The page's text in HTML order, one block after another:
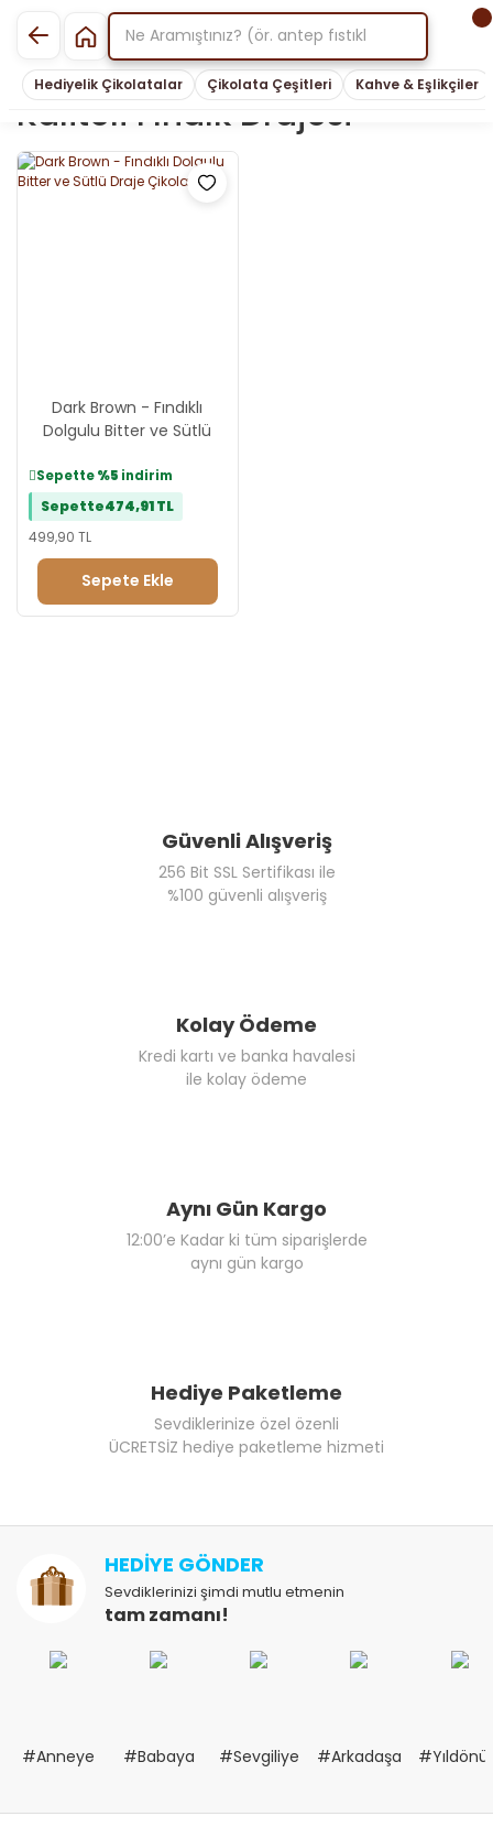
Hediyelik Çikolatalar Çikolata Çeşitleri Kahve & Eşlikçiler
Kaliteli Fındık Drajesi
Dark Brown - Fındıklı
Dolgulu Bitter ve Sütlü
Sepette%5 indirim
Sepette474,91 TL
499,90 TL
Sepete Ekle
Güvenli Alışveriş
256 Bit SSL Sertifikası ile
%100 güvenli alışveriş
Kolay Ödeme
Kredi kartı ve banka havalesi
ile kolay ödeme
Aynı Gün Kargo
12:00’e Kadar ki tüm siparişlerde
aynı gün kargo
Hediye Paketleme
Sevdiklerinize özel özenli
ÜCRETSİZ hediye paketleme hizmeti
HEDİYE GÖNDER
Sevdiklerinizi şimdi mutlu etmenin
tam zamanı!
#Anneye #Babaya #Sevgiliye #Arkadaşa